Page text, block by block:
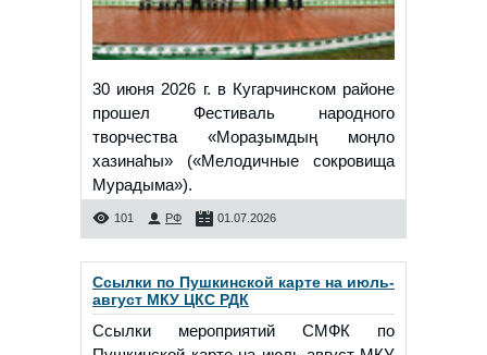
30 июня 2026 г. в Кугарчинском районе
прошел Фестиваль народного
творчества «Мораҙымдың моңло
хазинаһы» («Мелодичные сокровища
Мурадыма»).
101 РФ 01.07.2026
Ссылки по Пушкинской карте на июль-
август МКУ ЦКС РДК
Ссылки мероприятий СМФК по